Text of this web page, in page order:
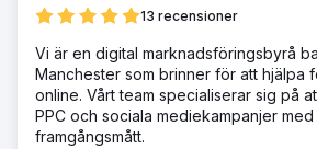
13 recensioner
Vi är en digital marknadsföringsbyrå
Manchester som brinner för att hjälpa
online. Vårt team specialiserar sig på
PPC och sociala mediekampanjer
framgångsmått.